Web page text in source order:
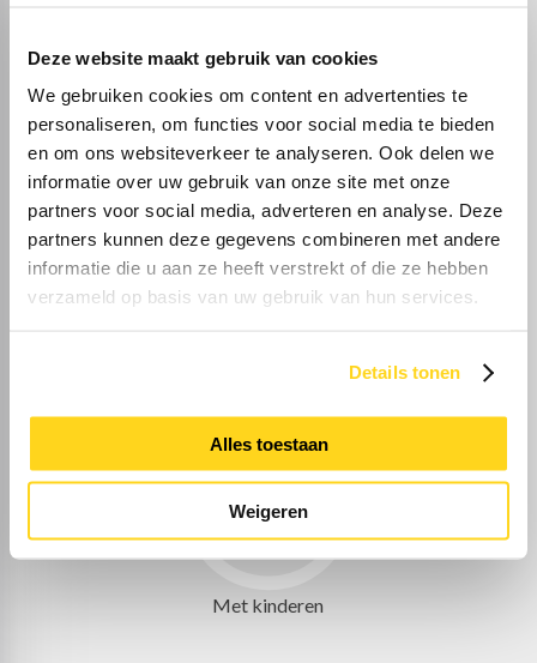
Deze website maakt gebruik van cookies
We gebruiken cookies om content en advertenties te
personaliseren, om functies voor social media te bieden
en om ons websiteverkeer te analyseren. Ook delen we
informatie over uw gebruik van onze site met onze
partners voor social media, adverteren en analyse. Deze
partners kunnen deze gegevens combineren met andere
informatie die u aan ze heeft verstrekt of die ze hebben
verzameld op basis van uw gebruik van hun services.
Details tonen
Alles toestaan
Weigeren
38%
Eenpersoons
28%
34%
Met kinderen